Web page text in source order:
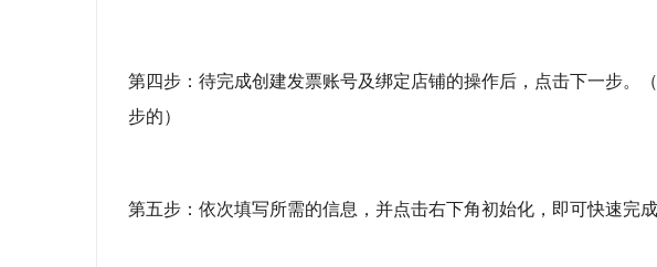
第四步：待完成创建发票账号及绑定店铺的操作后，点击下一步。
步的）
第五步：依次填写所需的信息，并点击右下角初始化，即可快速完成